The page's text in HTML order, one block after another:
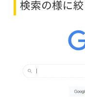
検索の様に絞